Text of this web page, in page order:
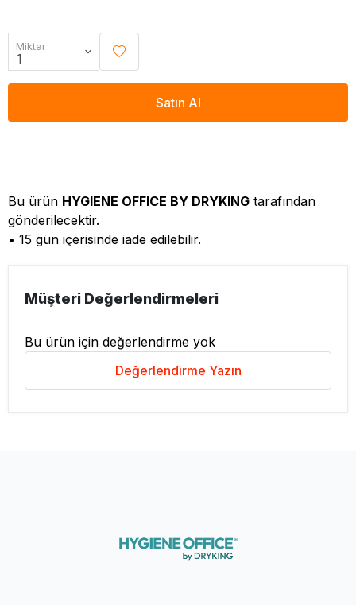
Miktar
Satın Al
Bu ürün HYGIENE OFFICE BY DRYKING tarafından
gönderilecektir.
• 15 gün içerisinde iade edilebilir.
Müşteri Değerlendirmeleri
Bu ürün için değerlendirme yok
Değerlendirme Yazın